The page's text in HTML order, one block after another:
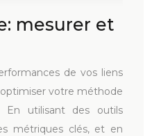
mesurer et
de vos liens
votre méthode
En utilisant des outils
métriques clés, et en